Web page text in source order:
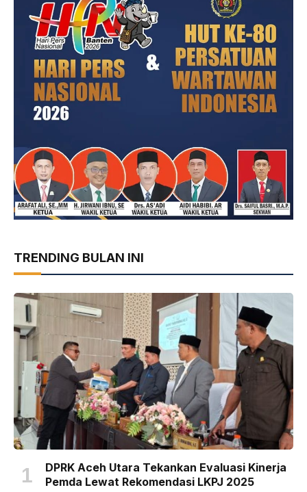
TRENDING BULAN INI
DPRK Aceh Utara Tekankan Evaluasi Kinerja
Pemda Lewat Rekomendasi LKPJ 2025